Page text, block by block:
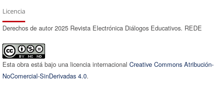
Licencia
Derechos de autor 2025 Revista Electrónica Diálogos Educativos. REDE
Esta obra está bajo una licencia internacional Creative Commons Atribución-
NoComercial-SinDerivadas 4.0.